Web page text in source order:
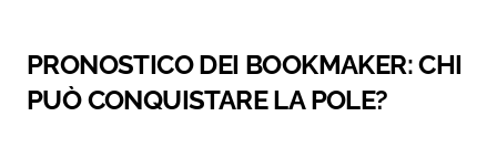
PRONOSTICO DEI BOOKMAKER: CHI
PUÒ CONQUISTARE LA POLE?